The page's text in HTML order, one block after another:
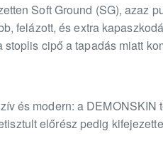
Soft Ground (SG), azaz
felázott, és extra
cipő a tapadás miatt
és modern: a
előrész pedig